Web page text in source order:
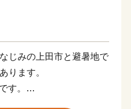
じみの上田市と避暑地で
ります。
す。